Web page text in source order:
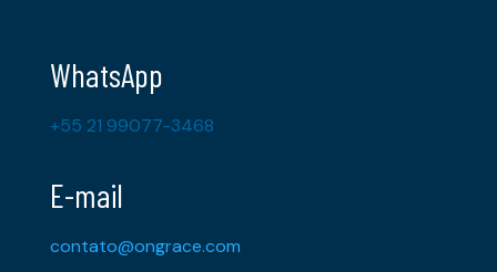
WhatsApp
+55 21 99077-3468
E-mail
contato@ongrace.com